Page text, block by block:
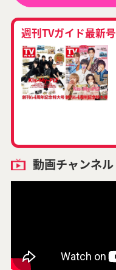
週刊TVガイド最新号
動画チャンネル